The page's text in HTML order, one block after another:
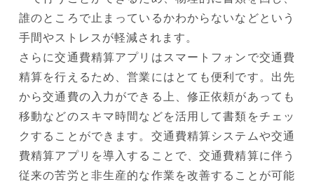
誰のところで止まっているかわからないなどという
手間やストレスが軽減されます。
さらに交通費精算アプリはスマートフォンで交通費
精算を行えるため、営業にはとても便利です。出先
から交通費の入力ができる上、修正依頼があっても
移動などのスキマ時間などを活用して書類をチェッ
クすることができます。交通費精算システムや交通
費精算アプリを導入することで、交通費精算に伴う
従来の苦労と非生産的な作業を改善することが可能